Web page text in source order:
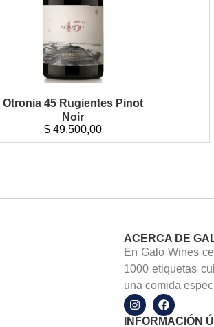
Otronia 45 Rugientes Pinot
Noir
$ 49.500,00
ACERCA DE
En Galo Wines
1000 etiquetas
una comida
INFORMACIÓN